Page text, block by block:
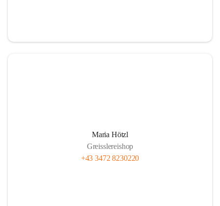
Maria Hötzl
Greisslereishop
+43 3472 8230220